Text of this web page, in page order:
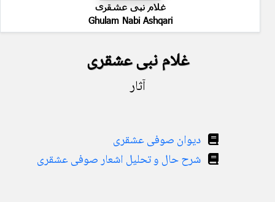
غلام نبی عشقری
Ghulam Nabi Ashqari
غلام نبی عشقری
آثار
دیوان صوفی عشقری
شرح حال و تحلیل اشعار صوفی عشقری